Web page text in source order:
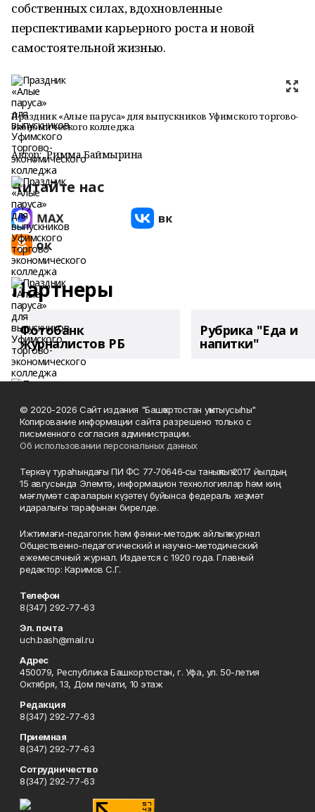
собственных силах, вдохновленные
перспективами карьерного роста и новой
самостоятельной жизнью.
Праздник «Алые паруса» для выпускников Уфимского торгово-
экономического колледжа
Автор: Римма Баймырҙина
Читайте нас
Партнеры
Фотобанк
журналистов РБ
Рубрика "Еда и
напитки"
© 2020-2026 Сайт издания "Башҡортостан уҡытыусыһы"
Копирование информации сайта разрешено только с
письменного согласия администрации.
Об использовании персональных данных
Теркәү тураһындағы ПИ ФС 77‑70646‑сы таныҡлыҡ 2017 йылдың
15 авгусында Элемтә, информацион технологиялар һәм киң
мәғлүмәт сараларын күҙәтеү буйынса федераль хеҙмәт
идаралығы тарафынан бирелде.
Ижтимағи-педагогик һәм фәнни-методик айлыҡ журнал
Общественно-педагогический и научно-методический
ежемесячный журнал. Издается с 1920 года. Главный
редактор: Каримов С.Г.
Телефон
8(347) 292-77-63
Эл. почта
uch.bash@mail.ru
Адрес
450079, Республика Башкортостан, г. Уфа, ул. 50-летия
Октября, 13, Дом печати, 10 этаж
Редакция
8(347) 292-77-63
Приемная
8(347) 292-77-63
Сотрудничество
8(347) 292-77-63